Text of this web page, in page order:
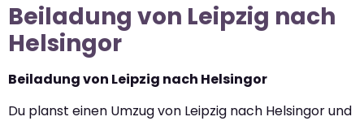
Beiladung von Leipzig nach
Helsingor
Beiladung von Leipzig nach Helsingor
Du planst einen Umzug von Leipzig nach Helsingor und